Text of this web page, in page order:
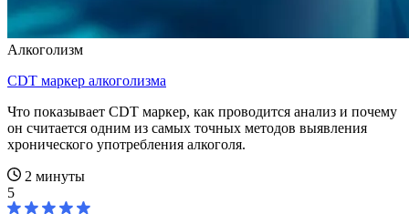
Алкоголизм
CDT маркер алкоголизма
Что показывает CDT маркер, как проводится анализ и почему
он считается одним из самых точных методов выявления
хронического употребления алкоголя.
2 минуты
5